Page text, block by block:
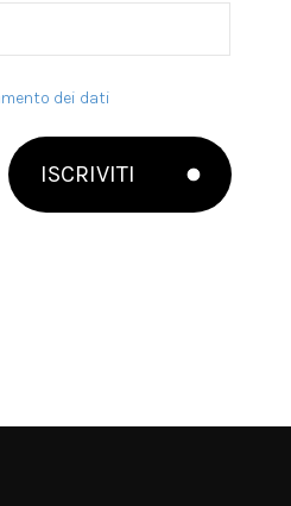
dei dati
ISCRIVITI